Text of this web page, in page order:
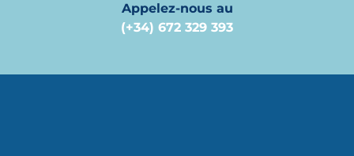
Appelez-nous au
(+34) 672 329 393